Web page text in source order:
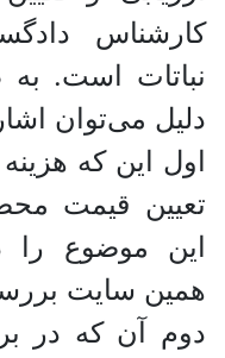
کارشناس
نباتات است.
دلیل می‌توان
اول این که
تعیین قیمت
این موضوع را
همین سایت
دوم آن که در